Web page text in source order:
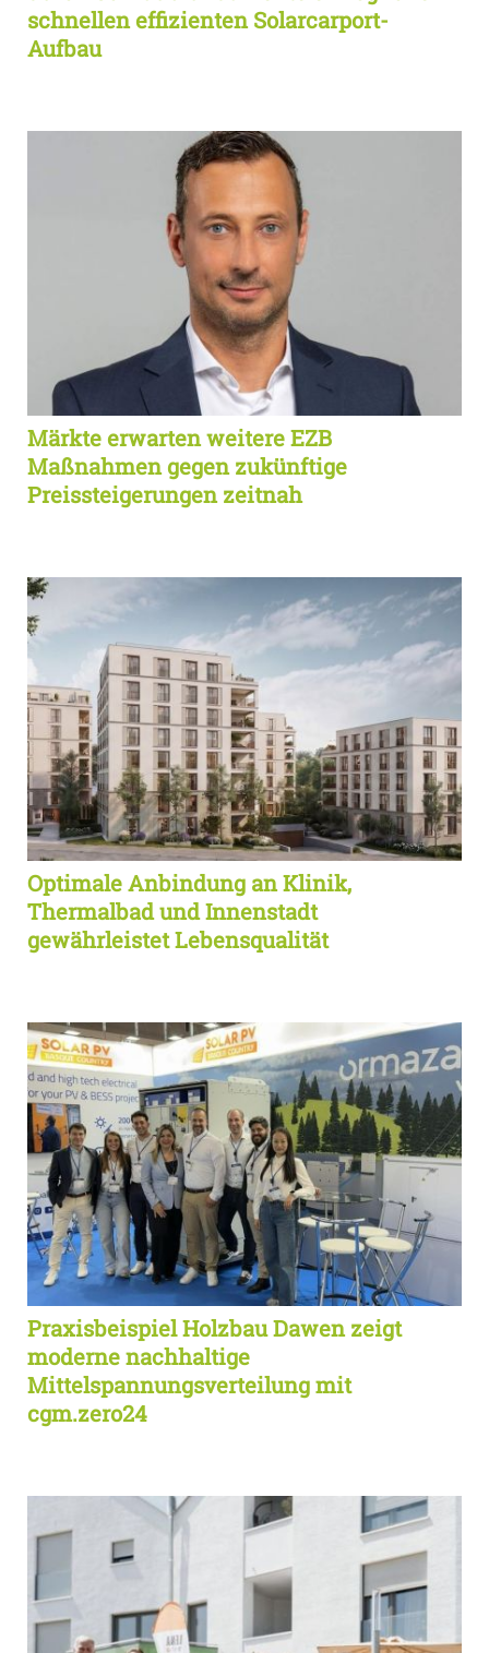
schnellen effizienten Solarcarport-
Aufbau
Märkte erwarten weitere EZB
Maßnahmen gegen zukünftige
Preissteigerungen zeitnah
Optimale Anbindung an Klinik,
Thermalbad und Innenstadt
gewährleistet Lebensqualität
Praxisbeispiel Holzbau Dawen zeigt
moderne nachhaltige
Mittelspannungsverteilung mit
cgm.zero24